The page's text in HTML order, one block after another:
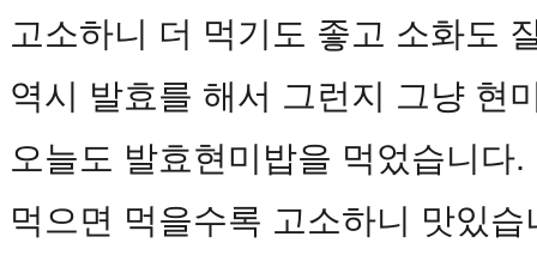
고소하니 더 먹기도 좋고 소화도
역시 발효를 해서 그런지 그냥 현
오늘도 발효현미밥을 먹었습니다.
먹으면 먹을수록 고소하니 맛있습